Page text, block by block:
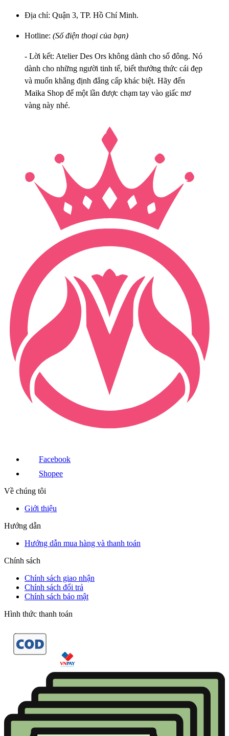
Địa chỉ: Quận 3, TP. Hồ Chí Minh.
Hotline: (Số điện thoại của bạn)
- Lời kết: Atelier Des Ors không dành cho số đông. Nó
dành cho những người tinh tế, biết thưởng thức cái đẹp
và muốn khẳng định đẳng cấp khác biệt. Hãy đến
Maika Shop để một lần được chạm tay vào giấc mơ
vàng này nhé.
Facebook
Shopee
Về chúng tôi
Giới thiệu
Hướng dẫn
Hướng dẫn mua hàng và thanh toán
Chính sách
Chính sách giao nhận
Chính sách đổi trả
Chính sách bảo mật
Hình thức thanh toán